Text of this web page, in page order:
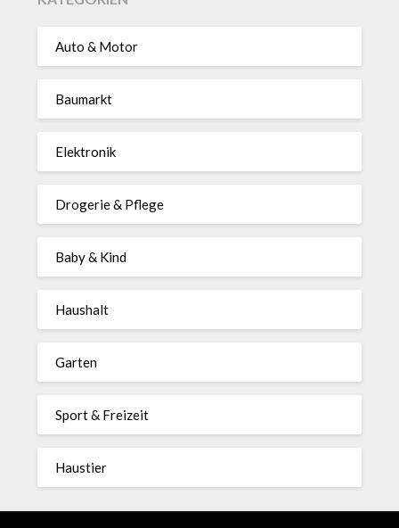
Auto & Motor
Baumarkt
Elektronik
Drogerie & Pflege
Baby & Kind
Haushalt
Garten
Sport & Freizeit
Haustier